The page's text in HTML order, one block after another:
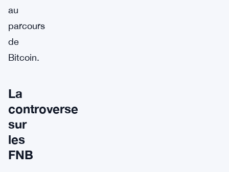
au
parcours
de
Bitcoin.
La
controverse
sur
les
FNB